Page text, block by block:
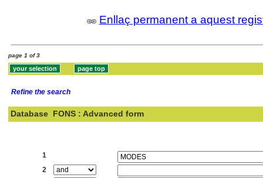
Enllaç permanent a aquest
page 1 of 3
Refine the search
Database FONS : Advanced form
1
2